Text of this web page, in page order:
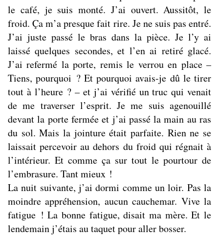
le café, je suis monté. J’ai ouvert. Aussitôt, le
froid. Ça m’a presque fait rire. Je ne suis pas entré.
J’ai juste passé le bras dans la pièce. Je l’y ai
laissé quelques secondes, et l’en ai retiré glacé.
J’ai refermé la porte, remis le verrou en place –
Tiens, pourquoi ? Et pourquoi avais-je dû le tirer
tout à l’heure ? – et j’ai vérifié un truc qui venait
de me traverser l’esprit. Je me suis agenouillé
devant la porte fermée et j’ai passé la main au ras
du sol. Mais la jointure était parfaite. Rien ne se
laissait percevoir au dehors du froid qui régnait à
l’intérieur. Et comme ça sur tout le pourtour de
l’embrasure. Tant mieux !
La nuit suivante, j’ai dormi comme un loir. Pas la
moindre appréhension, aucun cauchemar. Vive la
fatigue ! La bonne fatigue, disait ma mère. Et le
lendemain j’étais au taquet pour aller bosser.